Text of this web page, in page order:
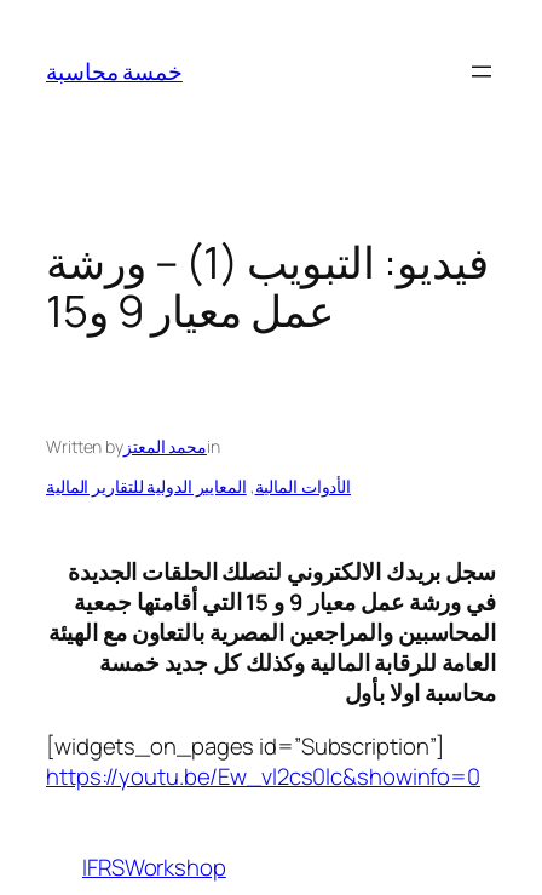
content
خمسة محاسبة
فيديو: التبويب (1) – ورشة
عمل معيار 9 و15
Written by محمد المعتزin
الأدوات المالية, المعايير الدولية للتقارير المالية
سجل بريدك الالكتروني لتصلك الحلقات الجديدة
في ورشة عمل معيار 9 و 15 التي أقامتها جمعية
المحاسبين والمراجعين المصرية بالتعاون مع الهيئة
العامة للرقابة المالية وكذلك كل جديد خمسة
محاسبة اولا بأول
[widgets_on_pages id=”Subscription”]
https://youtu.be/Ew_vl2cs0lc&showinfo=0
IFRSWorkshop